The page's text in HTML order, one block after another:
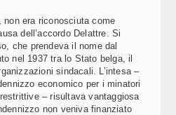
non era riconosciuta come
dell’accordo Delattre. Si
che prendeva il nome dal
nel 1937 tra lo Stato belga, il
sindacali. L’intesa –
economico per i minatori
– risultava vantaggiosa
non veniva finanziato